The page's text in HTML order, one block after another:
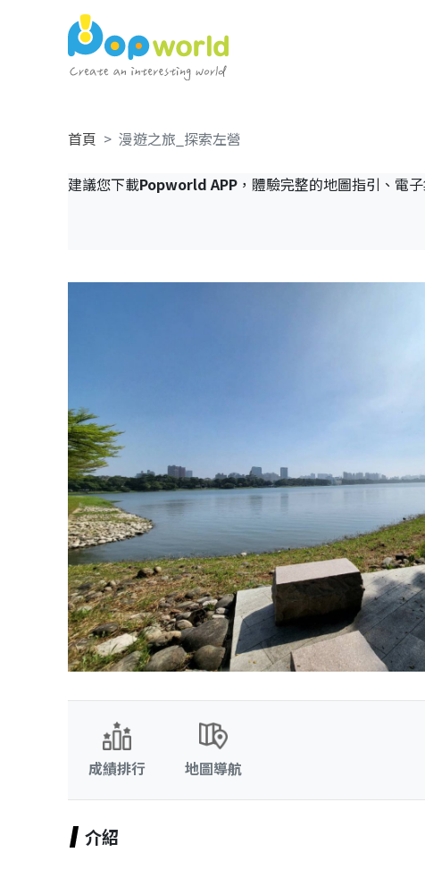
首頁 漫遊之旅_探索左營
建議您下載Popworld APP，體驗完整的地圖指引、電
成績排行 地圖導航
介紹